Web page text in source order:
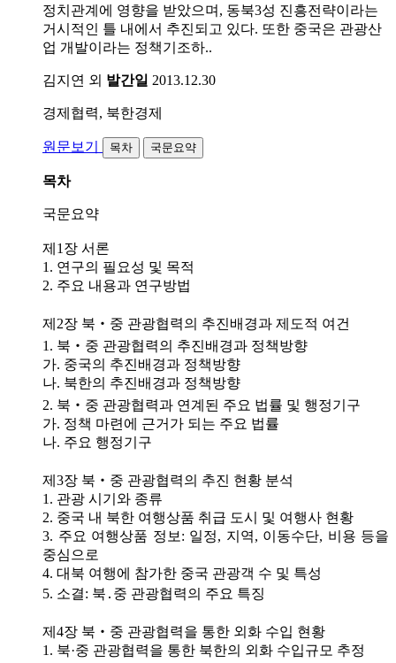
정치관계에 영향을 받았으며, 동북3성 진흥전략이라는
거시적인 틀 내에서 추진되고 있다. 또한 중국은 관광산
업 개발이라는 정책기조하..
김지연 외 발간일 2013.12.30
경제협력, 북한경제
원문보기 목차 국문요약
목차
국문요약
제1장 서론
1. 연구의 필요성 및 목적
2. 주요 내용과 연구방법
제2장 북‧중 관광협력의 추진배경과 제도적 여건
1. 북‧중 관광협력의 추진배경과 정책방향
가. 중국의 추진배경과 정책방향
나. 북한의 추진배경과 정책방향
2. 북‧중 관광협력과 연계된 주요 법률 및 행정기구
가. 정책 마련에 근거가 되는 주요 법률
나. 주요 행정기구
제3장 북‧중 관광협력의 추진 현황 분석
1. 관광 시기와 종류
2. 중국 내 북한 여행상품 취급 도시 및 여행사 현황
3. 주요 여행상품 정보: 일정, 지역, 이동수단, 비용 등을
중심으로
4. 대북 여행에 참가한 중국 관광객 수 및 특성
5. 소결: 북․중 관광협력의 주요 특징
제4장 북‧중 관광협력을 통한 외화 수입 현황
1. 북·중 관광협력을 통한 북한의 외화 수입규모 추정